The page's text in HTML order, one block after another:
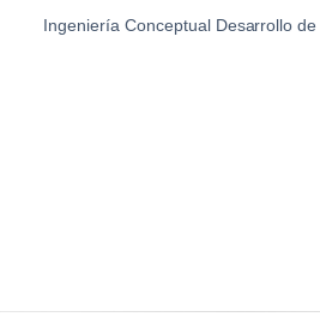
Ingeniería Conceptual Desarrollo de